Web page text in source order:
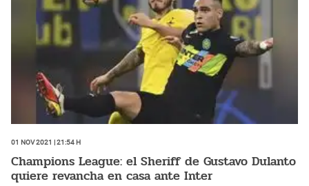
01 Nov 2021 | 21:54 h
Champions League: el Sheriff de Gustavo Dulanto
quiere revancha en casa ante Inter